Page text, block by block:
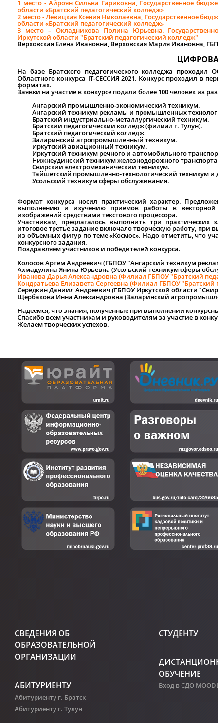
1 место - Айроян Сильва Гариковна, Государственное
области «Братский педагогический колледж»
2 место- Левицкая Ксения Николаевна, Государственное
области «Братский педагогический колледж»
3 место – Окладникова Полина Юрьевна,
Иркутской области "Братский педагогический колледж"
Верховская Елена Ивановна, Верховская Мария Ивановна,
На базе Братского педагогического колледжа
Областного конкурса IT-СЕССИЯ 2021. Конкурс проходил в
форматах.
Заявки на участие в конкурсе подали более 100 человек из
Ангарский промышленно-экономический техникум.
Ангарский техникум рекламы и промышленных
Братский индустриально-металлургический техникум.
Братский педагогический колледж (филиал г. Тулун).
Братский педагогический колледж.
Заларинский агропромышленный техникум.
Иркутский авиационный техникум.
Иркутский техникум речного и автомобильного
Нижнеудинский техникум железнодорожного
Свирский электромеханический техникум.
Тайшетский промышленно-технологический техникум и
Усольский техникум сферы обслуживания.
Формат конкурса носил практический характер.
выполнению и изучению приемов работы в векторной
изображений средствами текстового процессора.
Участникам, предлагалось выполнить три
итоговое третье задание включало творческую работу, при
из объемных фигур по теме «Космос». Надо отметить, что
конкурсного задания.
Поздравляем участников и победителей конкурса.
Колосов Артём Андреевич (ГБПОУ "Ангарский техникум
Ахмадулина Янина Юрьевна (Усольский техникум сферы
Иванова Дарья Александровна (Филиал ГБПОУ "Братский
Кондратьева Елизавета Сергеевна (Филиал ГБПОУ "Братский
Середкин Даниил Андреевич (ГБПОУ Иркутской области
Щербакова Инна Александровна (Заларинский
Надеемся, что знания, полученные при выполнении
Спасибо всем участникам и руководителям за участие в
Желаем творческих успехов.
СВЕДЕНИЯ ОБ
ОБРАЗОВАТЕЛЬНОЙ
ОРГАНИЗАЦИИ
АБИТУРИЕНТУ
Абитуриенту г. Братск
Абитуриенту г. Тулун
СТУДЕНТУ
ОБУЧЕНИЕ
Вход в СДО